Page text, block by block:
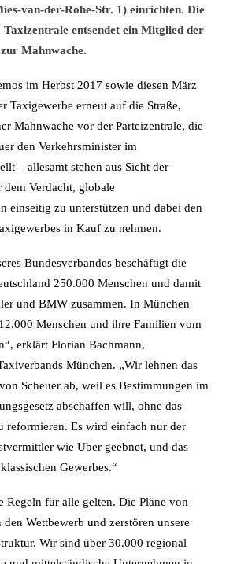
van-der-Rohe-Str. 1) einrichten. Die
entsendet ein Mitglied der
Mahnwache.
im Herbst 2017 sowie diesen März
Taxigewerbe erneut auf die Straße,
Mahnwache vor der Parteizentrale, die
den Verkehrsminister im
– allesamt stehen aus Sicht der
dem Verdacht, globale
einseitig zu unterstützen und dabei den
in Kauf zu nehmen.
Bundesverbandes beschäftigt die
250.000 Menschen und damit
und BMW zusammen. In München
Menschen und ihre Familien vom
erklärt Florian Bachmann,
München. „Wir lehnen das
Scheuer ab, weil es Bestimmungen im
abschaffen will, ohne das
reformieren. Es wird einfach nur der
wie Uber geebnet, und das
Gewerbes.“
Regeln für alle gelten. Die Pläne von
den Wettbewerb und zerstören unsere
Wir sind über 30.000 regional